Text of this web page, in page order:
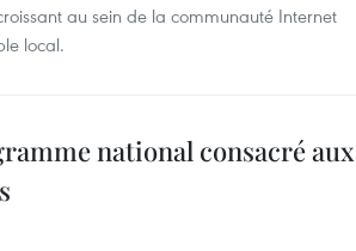
au sein de la communauté Internet
local.
national consacré aux